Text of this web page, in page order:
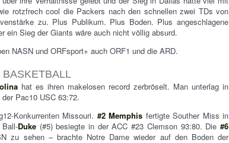
rotzfrech cool die Packers nach den schnellen zwei TDs von
zu. Plus Publikum. Plus Boden. Plus angeschlagene
ein Sieg der Giants wäre auch nicht völlig absurd.
NASN und ORFsport+ auch ORF1 und die ARD.
hat es ihren makelosen record zerbröselt. Man unterlag in
Pac10 USC 63:72.
Konkurrenten Missouri. #2 Memphis fertigte Souther Miss in
Duke(#5) besiegte in der ACC #23 Clemson 93:80. Die#6
zu sehen – brachte Notre Dame wieder auf den Boden der